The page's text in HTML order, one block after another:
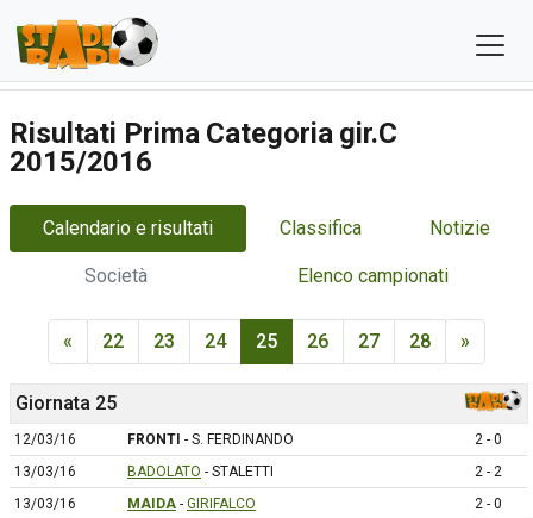
Risultati Prima Categoria gir.C
2015/2016
Calendario e risultati Classifica Notizie
Società Elenco campionati
« 22 23 24 25 26 27 28 »
Giornata 25
12/03/16 FRONTI - S. FERDINANDO
2 - 0
13/03/16
BADOLATO - STALETTI
2 - 2
13/03/16
MAIDA - GIRIFALCO
2 - 0